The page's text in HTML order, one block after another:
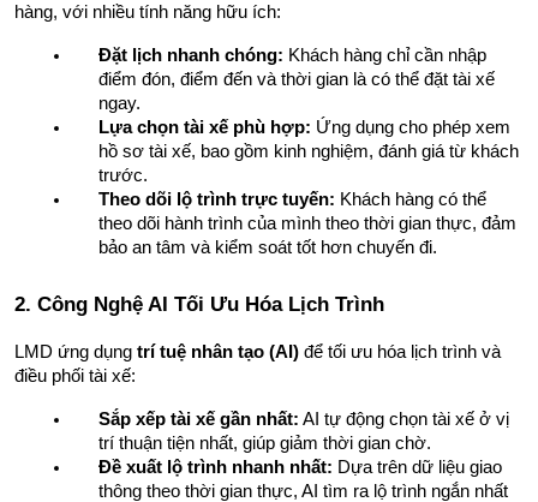
hàng, với nhiều tính năng hữu ích:
Đặt lịch nhanh chóng: Khách hàng chỉ cần nhập
điểm đón, điểm đến và thời gian là có thể đặt tài xế
ngay.
Lựa chọn tài xế phù hợp: Ứng dụng cho phép xem
hồ sơ tài xế, bao gồm kinh nghiệm, đánh giá từ khách
trước.
Theo dõi lộ trình trực tuyến: Khách hàng có thể
theo dõi hành trình của mình theo thời gian thực, đảm
bảo an tâm và kiểm soát tốt hơn chuyến đi.
2. Công Nghệ AI Tối Ưu Hóa Lịch Trình
LMD ứng dụng trí tuệ nhân tạo (AI) để tối ưu hóa lịch trình và
điều phối tài xế:
Sắp xếp tài xế gần nhất: AI tự động chọn tài xế ở vị
trí thuận tiện nhất, giúp giảm thời gian chờ.
Đề xuất lộ trình nhanh nhất: Dựa trên dữ liệu giao
thông theo thời gian thực, AI tìm ra lộ trình ngắn nhất